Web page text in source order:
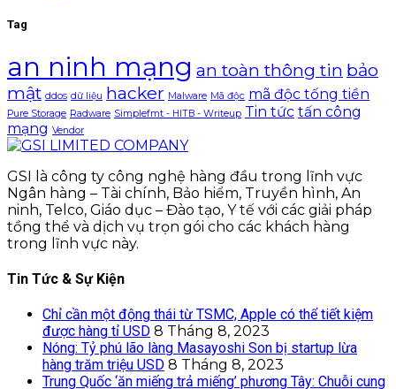
Tag
an ninh mạng an toàn thông tin bảo
mật ddos dữ liệu hacker Malware Mã độc mã độc tống tiền
Pure Storage Radware Simplefmt - HITB - Writeup Tin tức tấn công
mạng Vendor
GSI là công ty công nghệ hàng đầu trong lĩnh vực
Ngân hàng – Tài chính, Bảo hiểm, Truyền hình, An
ninh, Telco, Giáo dục – Đào tạo, Y tế với các giải pháp
tồng thể và dịch vụ trọn gói cho các khách hàng
trong lĩnh vực này.
Tin Tức & Sự Kiện
Chỉ cần một động thái từ TSMC, Apple có thể tiết kiệm
được hàng tỉ USD 8 Tháng 8, 2023
Nóng: Tỷ phú lão làng Masayoshi Son bị startup lừa
hàng trăm triệu USD 8 Tháng 8, 2023
Trung Quốc ‘ăn miếng trả miếng’ phương Tây: Chuỗi cung